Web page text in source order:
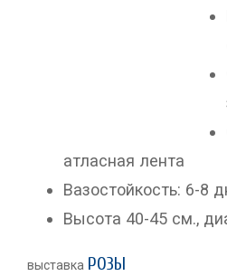
атласная лента
Вазостойкость: 6-8
Высота 40-45 см.,
выставка РОЗЫ